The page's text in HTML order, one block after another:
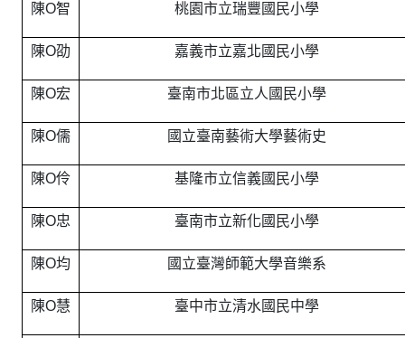
陳O智 桃園市立瑞豐國民小學
陳O劭 嘉義市立嘉北國民小學
陳O宏 臺南市北區立人國民小學
陳O儒 國立臺南藝術大學藝術史
陳O伶 基隆市立信義國民小學
陳O忠 臺南市立新化國民小學
陳O均 國立臺灣師範大學音樂系
陳O慧 臺中市立清水國民中學